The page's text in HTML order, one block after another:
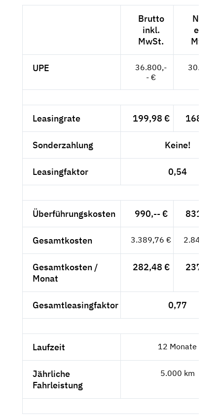
Brutto
inkl.
MwSt.
Netto
exkl.
MwSt.
UPE
36.800,-
- €
30.924,-
Leasingrate 199,98 € 168,05
Sonderzahlung Keine!
Leasingfaktor 0,54
Überführungskosten 990,-- € 831,93
Gesamtkosten 3.389,76 € 2.848,54
Gesamtkosten /
Monat
282,48 € 237,38
Gesamtleasingfaktor 0,77
Laufzeit 12 Monate
Jährliche
Fahrleistung
5.000 km